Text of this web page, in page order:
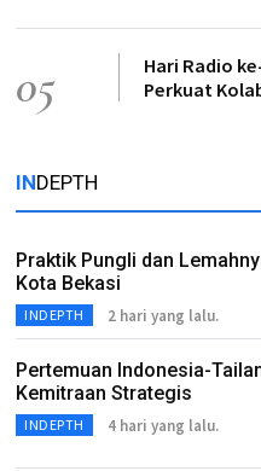
05
Hari Radio
Perkuat
INDEPTH
Praktik Pungli dan
Kota Bekasi
INDEPTH 2 hari yang lalu.
Pertemuan Indonesia-
Kemitraan Strategis
INDEPTH 4 hari yang lalu.